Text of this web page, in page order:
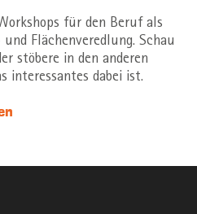
für den Beruf als
Flächenveredlung. Schau
stöbere in den anderen
interessantes dabei ist.